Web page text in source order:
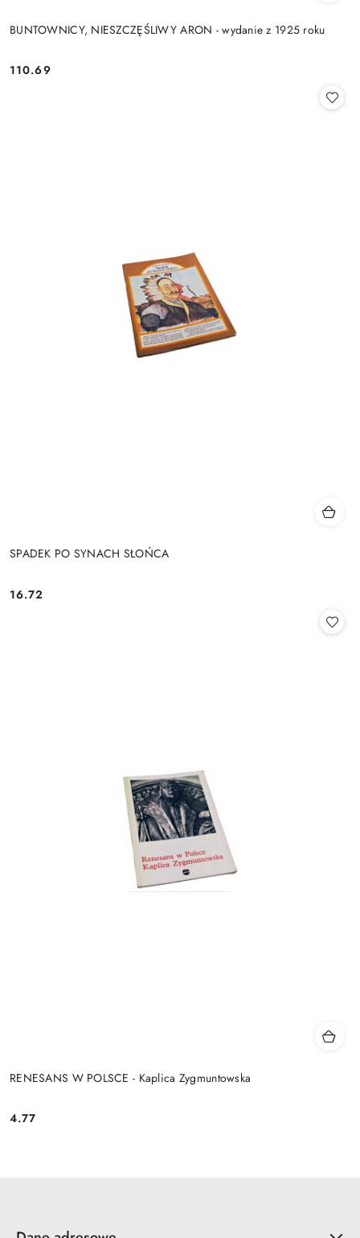
BUNTOWNICY, NIESZCZĘŚLIWY ARON - wydanie z 1925 roku
Cena:
110.69
SPADEK PO SYNACH SŁOŃCA
Cena:
16.72
RENESANS W POLSCE - Kaplica Zygmuntowska
Cena:
4.77